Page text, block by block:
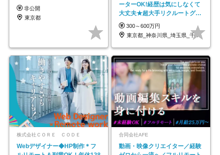
非公開
東京都
ーターOK!経歴は気にしなくて
大丈夫★超大手リクルートグル
ープの正社員/sg
300～600万円
東京都_神奈川県_埼玉県_千葉県_大阪府…
株式会社ＣＯＲＥ ＣＯＤＥ
Webデザイナー◆HP制作＊フ
合同会社AFE
動画・映像クリエイター／経験